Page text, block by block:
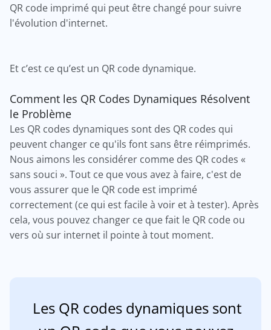
QR code imprimé qui peut être changé pour suivre
l'évolution d'internet.
Et c’est ce qu’est un QR code dynamique.
Comment les QR Codes Dynamiques Résolvent
le Problème
Les QR codes dynamiques sont des QR codes qui
peuvent changer ce qu'ils font sans être réimprimés.
Nous aimons les considérer comme des QR codes «
sans souci ». Tout ce que vous avez à faire, c'est de
vous assurer que le QR code est imprimé
correctement (ce qui est facile à voir et à tester). Après
cela, vous pouvez changer ce que fait le QR code ou
vers où sur internet il pointe à tout moment.
Les QR codes dynamiques sont